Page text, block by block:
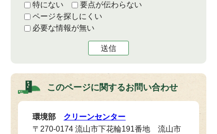
特にない
要点が伝わらない
ページを探しにくい
必要な情報が無い
送信
このページに関するお問い合わせ
環境部 クリーンセンター
〒270-0174 流山市下花輪191番地 流山市